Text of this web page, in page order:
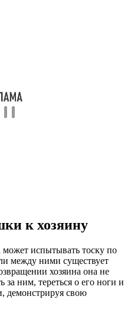
к хозяину
может испытывать тоску по
между ними существует
хозяина она не
за ним, тереться о его ноги и
демонстрируя свою